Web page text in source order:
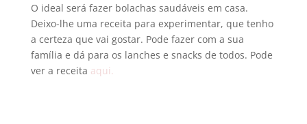
O ideal será fazer bolachas saudáveis em casa.
Deixo-lhe uma receita para experimentar, que tenho
a certeza que vai gostar. Pode fazer com a sua
família e dá para os lanches e snacks de todos. Pode
ver a receita aqui.